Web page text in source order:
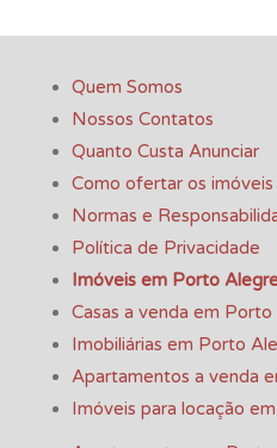
Quem Somos
Nossos Contatos
Quanto Custa Anunciar
Como ofertar os imóveis
Normas e
Política de Privacidade
Imóveis em Porto
Casas a venda em
Imobiliárias em Porto
Apartamentos a venda
Imóveis para locação